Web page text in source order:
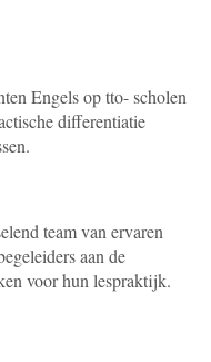
Engels op tto- scholen
differentiatie
team van ervaren
aan de
voor hun lespraktijk.